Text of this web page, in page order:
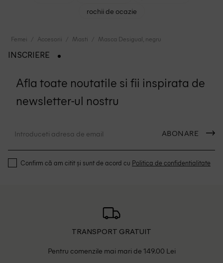
rochii de ocazie
Femei Accesorii Masti Masca Desigual, negru
INSCRIERE
Afla toate noutatile si fii inspirata de
newsletter-ul nostru
ABONARE
Confirm că am citit și sunt de acord cu Politica de confidentialitate
TRANSPORT GRATUIT
Pentru comenzile mai mari de 149.00 Lei